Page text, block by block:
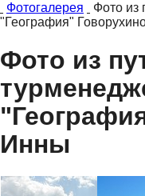
Фотогалерея
Фото из
"География"
Фото из
Инны